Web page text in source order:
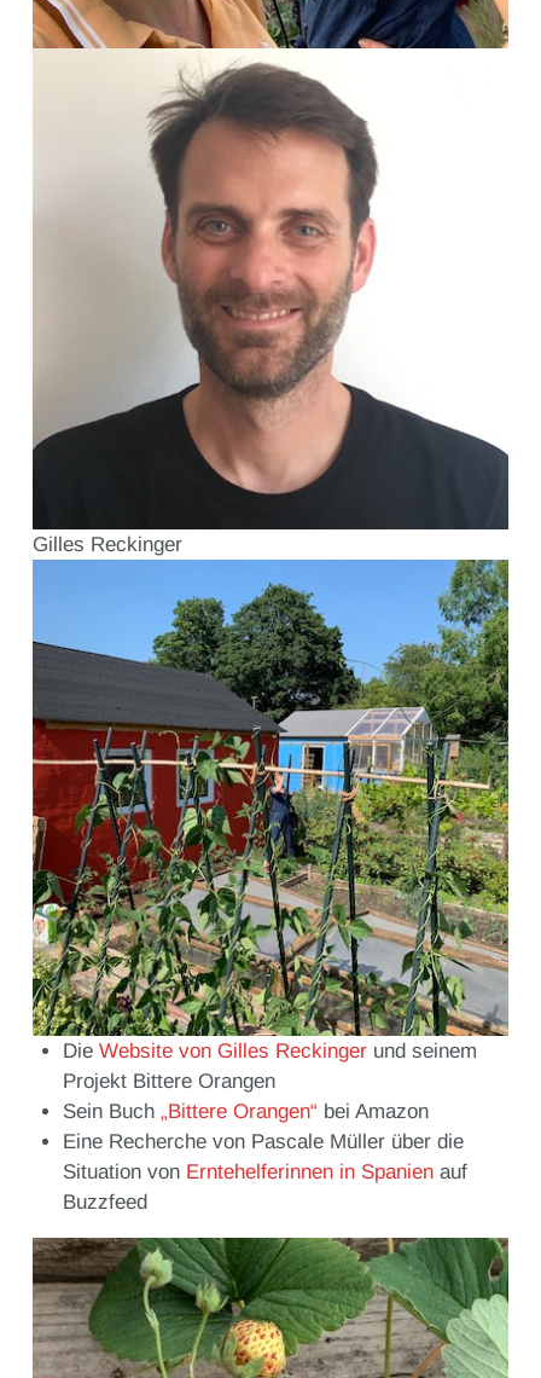
Gilles Reckinger
DieWebsite von Gilles Reckinger und seinem
Projekt Bittere Orangen
Sein Buch„Bittere Orangen“ bei Amazon
Eine Recherche von Pascale Müller über die
Situation von Erntehelferinnen in Spanien auf
Buzzfeed